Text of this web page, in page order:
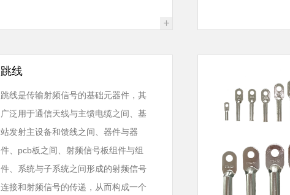
+
跳线
跳线是传输射频信号的基础元器件，其
广泛用于通信天线与主馈电缆之间、基
站发射主设备和馈线之间、器件与器
件、pcb板之间、射频信号板组件与组
件、系统与子系统之间形成的射频信号
连接和射频信号的传递，从而构成一个